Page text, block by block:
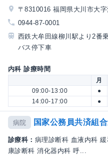
〒8310016 福岡県大川市大
0944-87-0001
西鉄大牟田線柳川駅より2番
バス停下車
内科 診療時間
月
09:00-13:00
●
14:00-17:00
●
病院 国家公務員共済組
診療科： 病理診断科 血液内科
康診断科 消化器内科 呼...